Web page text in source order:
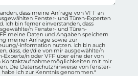
Checkbox Container
dass meine Anfrage von VFF an
Fenster- und Türen-Experten
Ich bin ferner einverstanden, dass
n Fenster- und Türen-
meine Daten und Angaben speichern
meiner Anfrage sowie zur
information nutzen. Ich bin auch
dass, der/die von mir ausgewählte/n
Experte/n oder VFF über eine der von
Kontaktaufnahmemöglichkeiten mit mir
Die Datenschutzhinweise von fenster-
ich zur Kenntnis genommen.*